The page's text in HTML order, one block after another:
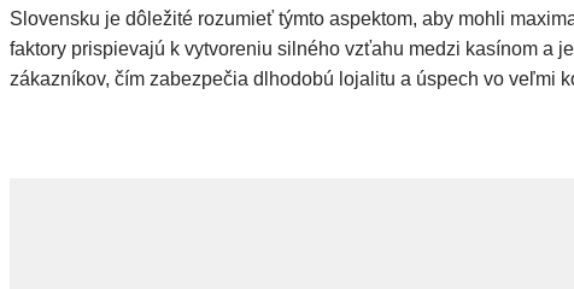
Slovensku je dôležité rozumieť týmto aspektom, aby mohli
faktory prispievajú k vytvoreniu silného vzťahu medzi kasínom a
zákazníkov, čím zabezpečia dlhodobú lojalitu a úspech vo veľmi